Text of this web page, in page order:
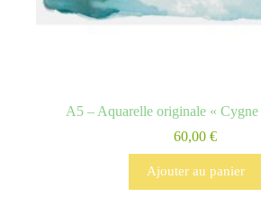
A5 – Aquarelle originale « Cygne
60,00€
Ajouter au panier